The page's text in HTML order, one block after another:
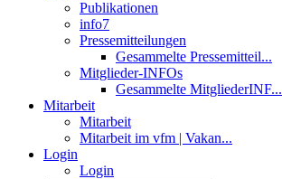
Publikationen
info7
Pressemitteilungen
Gesammelte Pressemitteil...
Mitglieder-INFOs
Gesammelte MitgliederINF...
Mitarbeit
Mitarbeit
Mitarbeit im vfm | Vakan...
Login
Login